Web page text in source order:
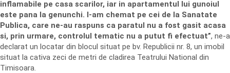
inflamabile pe casa scarilor, iar in apartamentul lui gunoiul
este pana la genunchi. I-am chemat pe cei de la Sanatate
Publica, care ne-au raspuns ca paratul nu a fost gasit acasa
si, prin urmare, controlul tematic nu a putut fi efectuat”, ne-a
declarat un locatar din blocul situat pe bv. Republicii nr. 8, un imobil
situat la cativa zeci de metri de cladirea Teatrului National din
Timisoara.